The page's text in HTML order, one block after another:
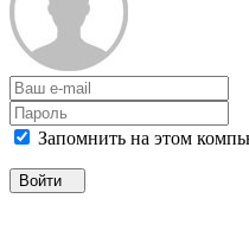
Запомнить на этом
Войти